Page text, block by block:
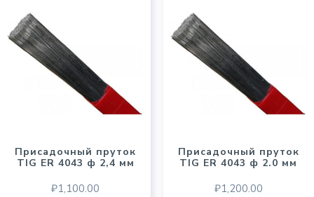
Присадочный пруток
TIG ER 4043 ф 2,4 мм
₽1,100.00
Присадочный пруток
TIG ER 4043 ф 2.0 мм
₽1,200.00